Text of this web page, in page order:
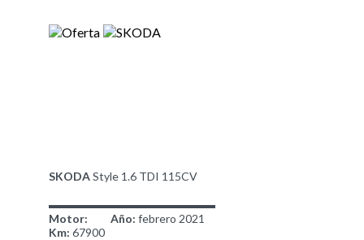
SKODAStyle 1.6 TDI 115CV
Motor: Año: febrero 2021
Km: 67900